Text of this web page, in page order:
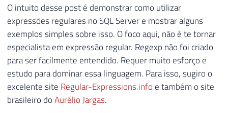
O intuito desse post é demonstrar como utilizar
expressões regulares no SQL Server e mostrar alguns
exemplos simples sobre isso. O foco aqui, não é te tornar
especialista em expressão regular. Regexp não foi criado
para ser facilmente entendido. Requer muito esforço e
estudo para dominar essa linguagem. Para isso, sugiro o
excelente site Regular-Expressions.info e também o site
brasileiro doAurélio Jargas.